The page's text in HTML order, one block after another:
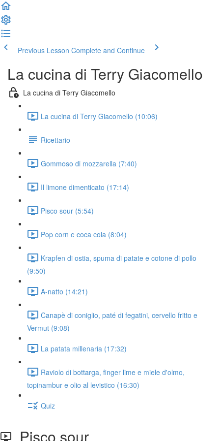
Previous Lesson Complete and Continue
La cucina di Terry Giacomello
La cucina di Terry Giacomello
La cucina di Terry Giacomello (10:06)
Ricettario
Gommoso di mozzarella (7:40)
Il limone dimenticato (17:14)
Pisco sour (5:54)
Pop corn e coca cola (8:04)
Krapfen di ostia, spuma di patate e cotone di pollo
(9:50)
A-natto (14:21)
Canapè di coniglio, paté di fegatini, cervello fritto e
Vermut (9:08)
La patata millenaria (17:32)
Raviolo di bottarga, ﬁnger lime e miele d'olmo,
topinambur e olio al levistico (16:30)
Quiz
Pisco sour